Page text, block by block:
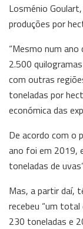
Losménio
produções por
“Mesmo num
2.500
com outras
toneladas por
económica das
De acordo com o
ano foi em 2019,
toneladas de
Mas, a partir daí,
recebeu “um
230 toneladas e